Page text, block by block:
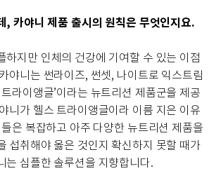
, 카야니 제품 출시의 원칙은 무엇인지요.
하지만 인체의 건강에 기여할 수 있는 이점
야니는 썬라이즈, 썬셋, 나이트로 익스트림
라이앵글’이라는 뉴트리션 제품군을 제공
니가 헬스 트라이앵글이라 이름 지은 이유
은 복잡하고 아주 다양한 뉴트리션 제품을
섭취해야 옳은 것인지 확신하지 못할 때가
는 심플한 솔루션을 지향합니다.